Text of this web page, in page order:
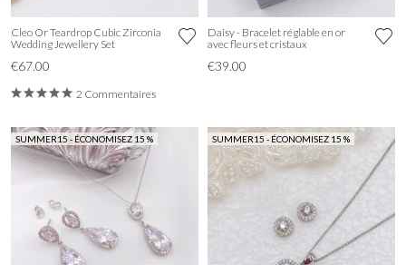
Cleo Or Teardrop Cubic Zirconia
Wedding Jewellery Set
€67.00
2 Commentaires
Daisy - Bracelet réglable en or
avec fleurs et cristaux
€39.00
SUMMER15 - ÉCONOMISEZ 15 % SUMMER15 - ÉCONOMISEZ 15 %